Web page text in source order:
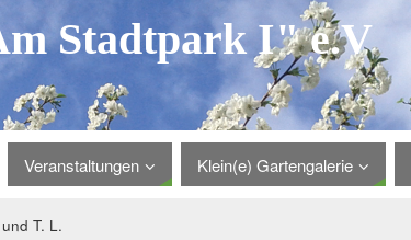
Stadtpark I" e.V
Veranstaltungen Klein(e) Gartengalerie
T. L.